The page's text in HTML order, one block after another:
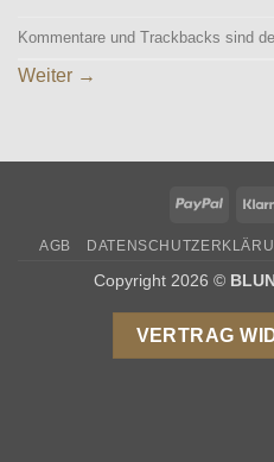
Kommentare und Trackbacks sind
Weiter →
PayPal
AGB
Copyright 2026 ©
VERTRAG